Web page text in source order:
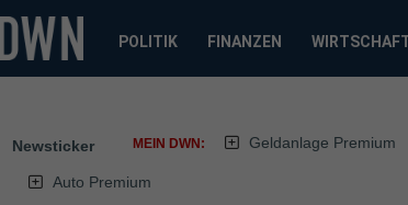
POLITIK FINANZEN
Newsticker MEIN DWN: Geldanlage Premium
Auto Premium